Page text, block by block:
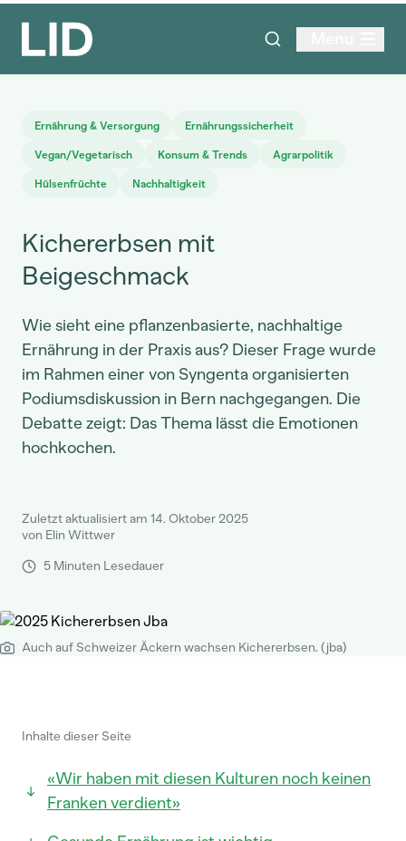
Ernährung & Versorgung Ernährungssicherheit
Vegan/Vegetarisch Konsum & Trends Agrarpolitik
Hülsenfrüchte Nachhaltigkeit
Kichererbsen mit
Beigeschmack
Wie sieht eine pflanzenbasierte, nachhaltige
Ernährung in der Praxis aus? Dieser Frage wurde
im Rahmen einer von Syngenta organisierten
Podiumsdiskussion in Bern nachgegangen. Die
Debatte zeigt: Das Thema lässt die Emotionen
hochkochen.
Zuletzt aktualisiert am 14. Oktober 2025
von Elin Wittwer
5 Minuten Lesedauer
Auch auf Schweizer Äckern wachsen Kichererbsen. (jba)
Inhalte dieser Seite
«Wir haben mit diesen Kulturen noch keinen
Franken verdient»